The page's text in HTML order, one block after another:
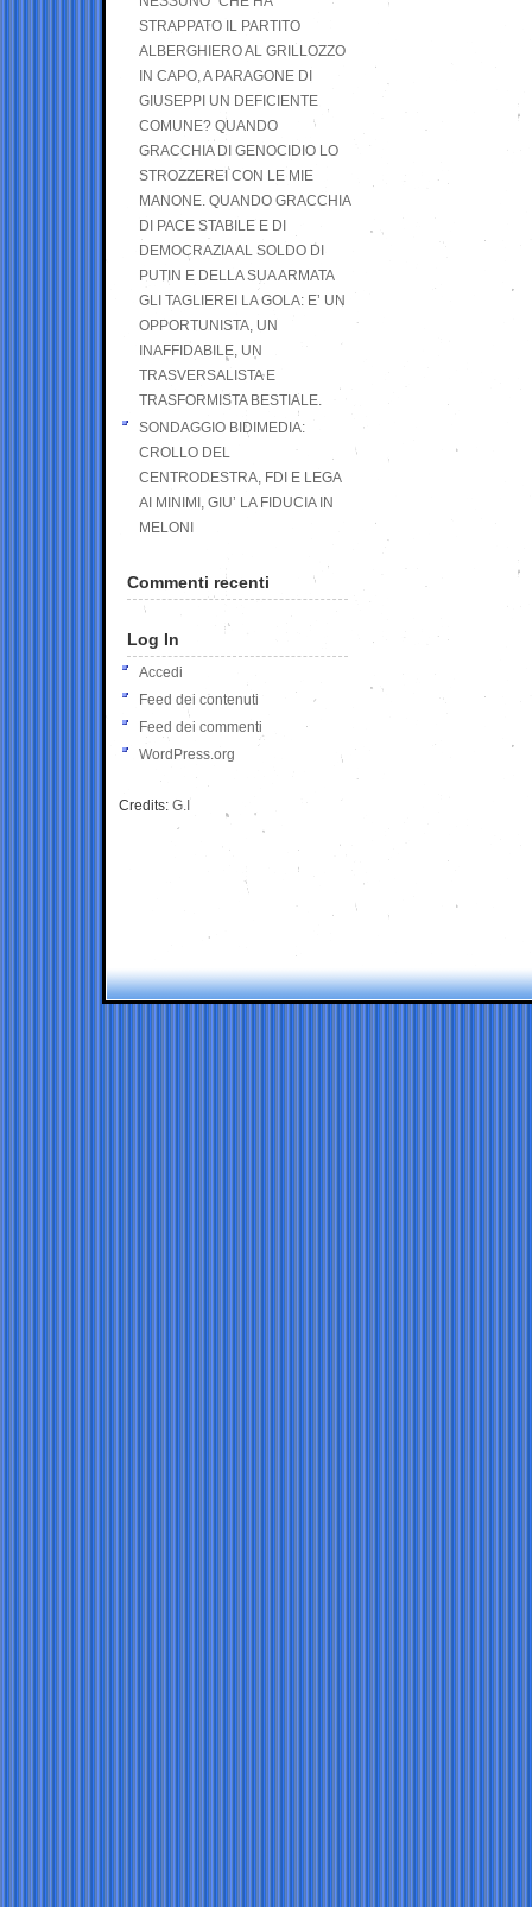
STRAPPATO IL PARTITO
ALBERGHIERO AL GRILLOZZO
IN CAPO, A PARAGONE DI
GIUSEPPI UN DEFICIENTE
COMUNE? QUANDO
GRACCHIA DI GENOCIDIO LO
STROZZEREI CON LE MIE
MANONE. QUANDO GRACCHIA
DI PACE STABILE E DI
DEMOCRAZIA AL SOLDO DI
PUTIN E DELLA SUA ARMATA
GLI TAGLIEREI LA GOLA: E’ UN
OPPORTUNISTA, UN
INAFFIDABILE, UN
TRASVERSALISTA E
TRASFORMISTA BESTIALE.
SONDAGGIO BIDIMEDIA:
CROLLO DEL
CENTRODESTRA, FDI E LEGA
AI MINIMI, GIU’ LA FIDUCIA IN
MELONI
Commenti recenti
Log In
Accedi
Feed dei contenuti
Feed dei commenti
WordPress.org
Credits: G.I